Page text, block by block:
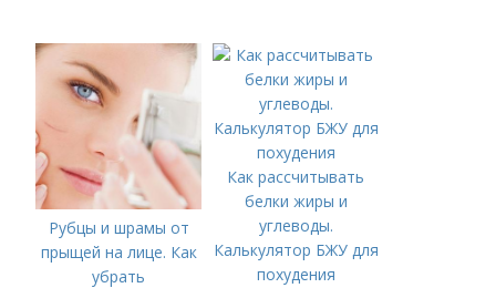
Рубцы и шрамы от
прыщей на лице. Как
убрать
Как рассчитывать
белки жиры и
углеводы.
Калькулятор БЖУ для
похудения